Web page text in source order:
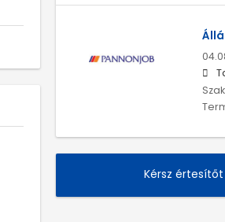
Kérsz